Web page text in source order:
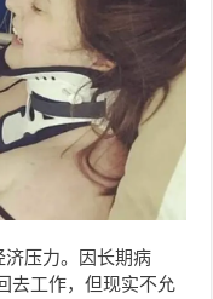
压力。因长期病
去工作，但现实不允